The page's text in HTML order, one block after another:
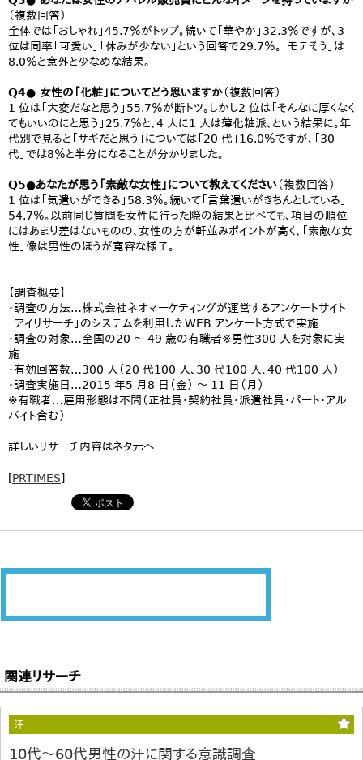
（複数回答）
全体では「おしゃれ」45.7％がトップ。続いて「華やか」32.3％ですが、3
位は同率「可愛い」「休みが少ない」という回答で29.7％。「モテそう」は
8.0％と意外と少なめな結果。
Q4● 女性の「化粧」についてどう思いますか（複数回答）
1 位は「大変だなと思う」55.7％が断トツ。しかし2 位は「そんなに厚くなく
てもいいのにと思う」25.7％と、4 人に1 人は薄化粧派、という結果に。年
代別で見ると「サギだと思う」については「20 代」16.0％ですが、「30
代」では8％と半分になることが分かりました。
Q5●あなたが思う「素敵な女性」について教えてください（複数回答）
1 位は「気遣いができる」58.3％。続いて「言葉遣いがきちんとしている」
54.7％。以前同じ質問を女性に行った際の結果と比べても、項目の順位
にはあまり差はないものの、女性の方が軒並みポイントが高く、「素敵な女
性」像は男性のほうが寛容な様子。
【調査概要】
・調査の方法…株式会社ネオマーケティングが運営するアンケートサイト
「アイリサーチ」のシステムを利用したWEB アンケート方式で実施
・調査の対象…全国の20 ～ 49 歳の有職者※男性300 人を対象に実
施
・有効回答数…300 人（20 代100 人、30 代100 人、40 代100 人）
・調査実施日…2015 年5 月8 日（金） ～ 11 日（月）
※有職者…雇用形態は不問（正社員・契約社員・派遣社員・パート・アル
バイト含む）
詳しいリサーチ内容はネタ元へ
[PRTIMES]
関連リサーチ
汗
10代～60代男性の汗に関する意識調査